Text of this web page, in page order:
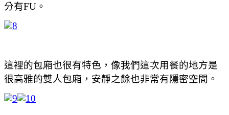
分有FU。
這裡的包廂也很有特色，像我們這次用餐的地方是
很高雅的雙人包廂，安靜之餘也非常有隱密空間。